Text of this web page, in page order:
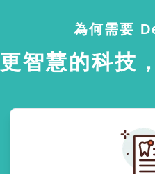
為何需要
更智慧的科技